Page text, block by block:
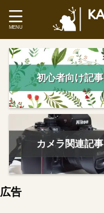
初心者向け記事
カメラ関連記事
広告